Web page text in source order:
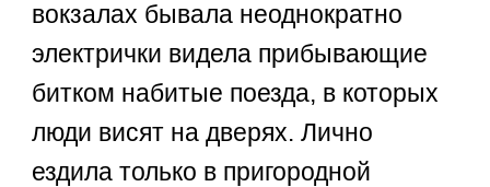
вокзалах бывала неоднократно
электрички видела прибывающие
битком набитые поезда, в которых
люди висят на дверях. Лично
ездила только в пригородной